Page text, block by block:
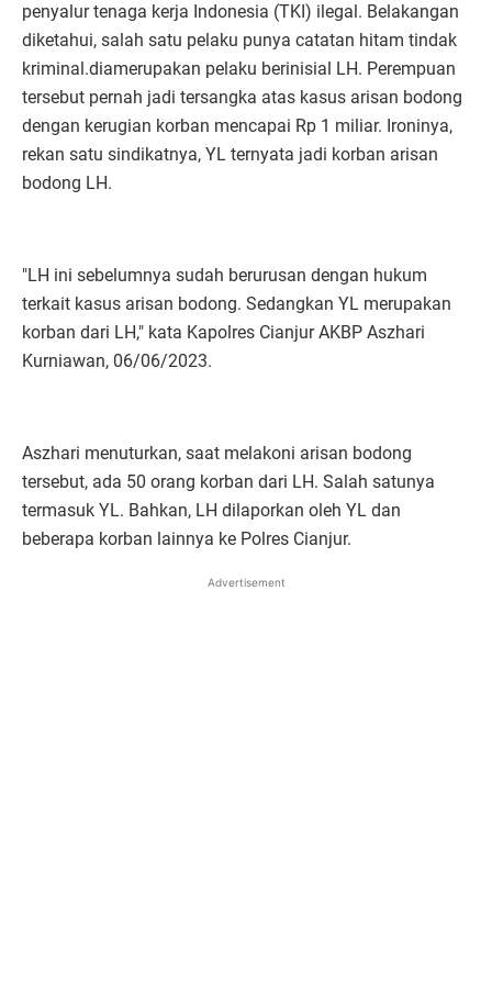
penyalur tenaga kerja Indonesia (TKI) ilegal. Belakangan
diketahui, salah satu pelaku punya catatan hitam tindak
kriminal.diamerupakan pelaku berinisial LH. Perempuan
tersebut pernah jadi tersangka atas kasus arisan bodong
dengan kerugian korban mencapai Rp 1 miliar. Ironinya,
rekan satu sindikatnya, YL ternyata jadi korban arisan
bodong LH.
"LH ini sebelumnya sudah berurusan dengan hukum
terkait kasus arisan bodong. Sedangkan YL merupakan
korban dari LH," kata Kapolres Cianjur AKBP Aszhari
Kurniawan, 06/06/2023.
Aszhari menuturkan, saat melakoni arisan bodong
tersebut, ada 50 orang korban dari LH. Salah satunya
termasuk YL. Bahkan, LH dilaporkan oleh YL dan
beberapa korban lainnya ke Polres Cianjur.
Advertisement